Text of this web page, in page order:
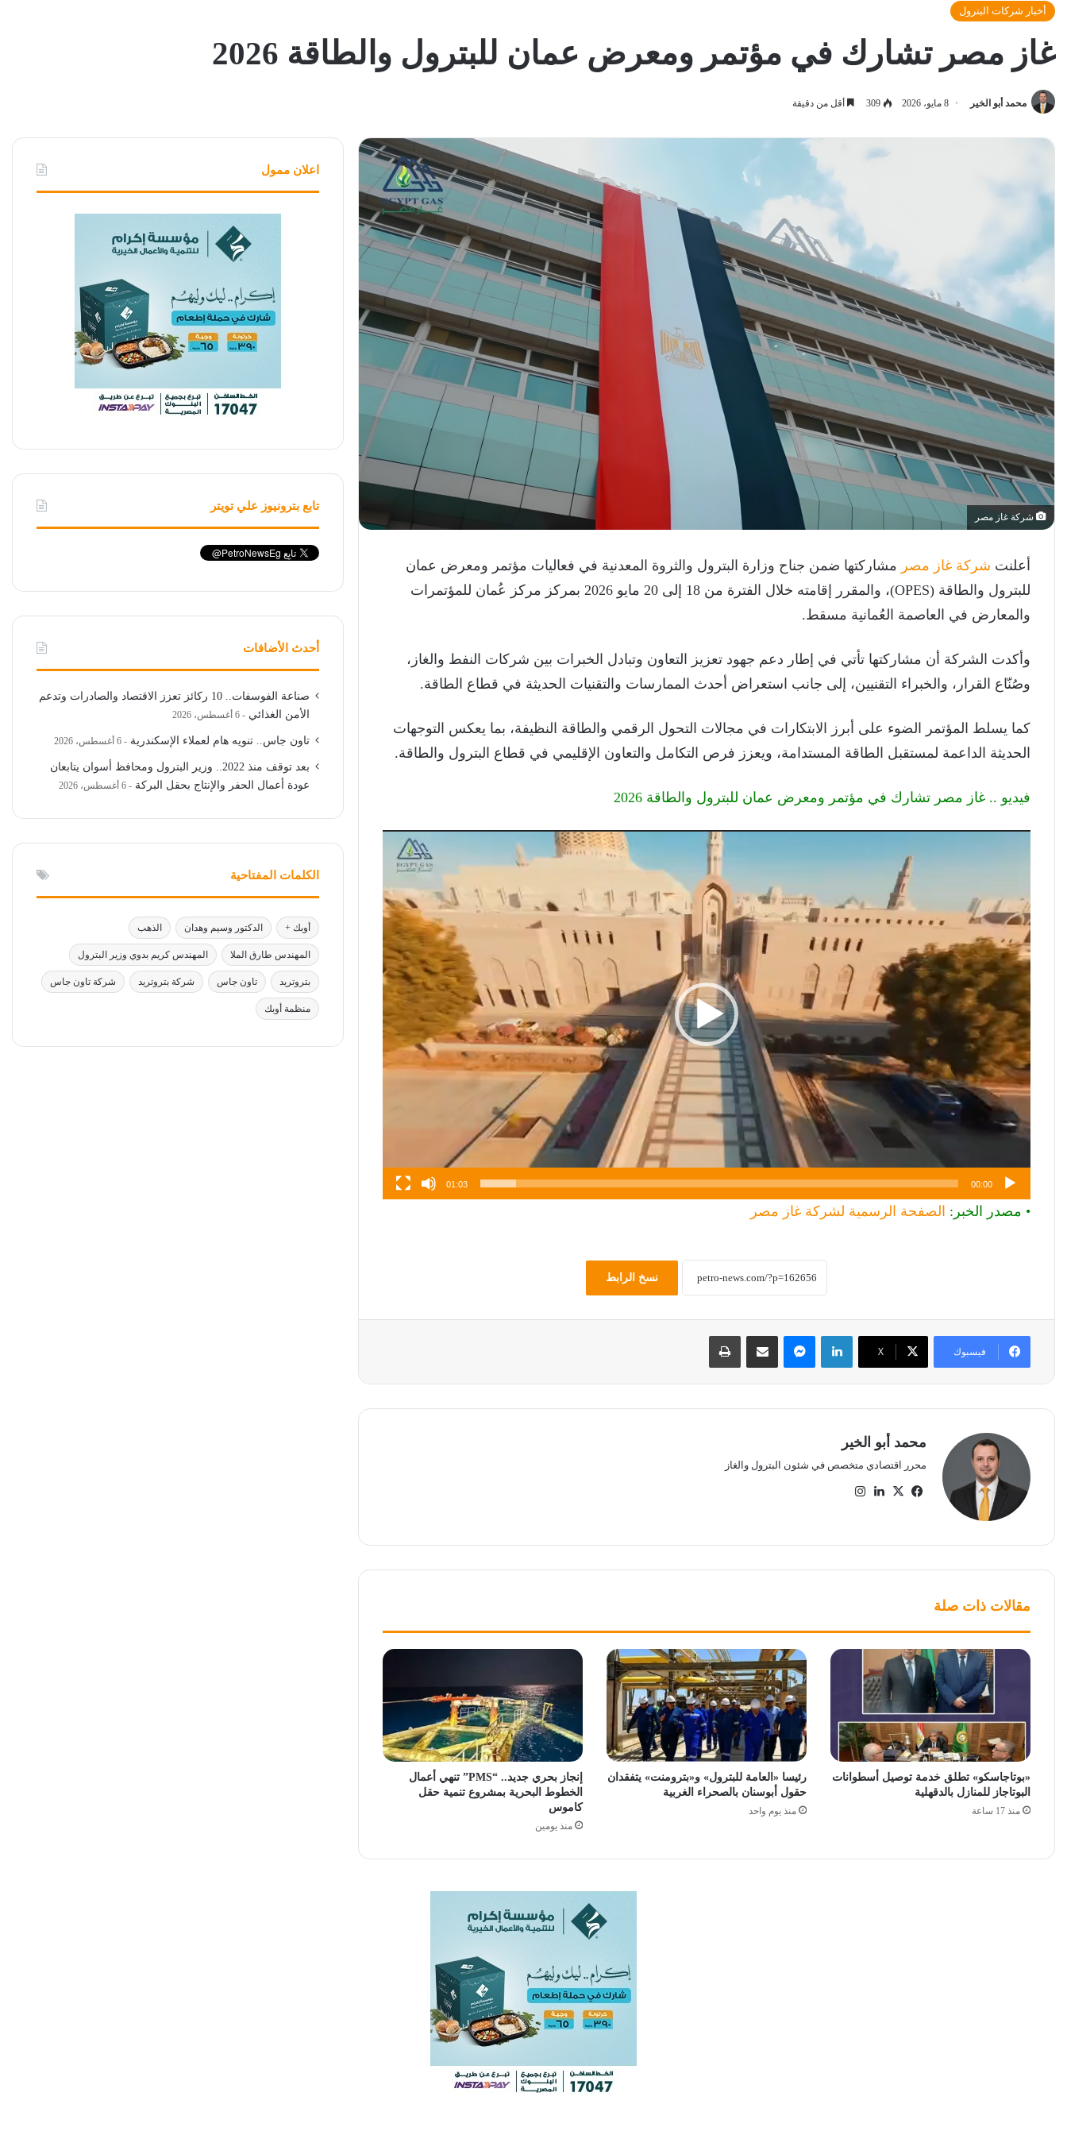
أخبار شركات البترول
غاز مصر تشارك في مؤتمر ومعرض عمان للبترول والطاقة 2026
محمد أبو الخير 8 مايو، 2026 309 أقل من دقيقة
شركة غاز مصر
أعلنت شركة غاز مصر مشاركتها ضمن جناح وزارة البترول والثروة المعدنية في فعاليات مؤتمر ومعرض عمان
للبترول والطاقة (OPES)، والمقرر إقامته خلال الفترة من 18 إلى 20 مايو 2026 بمركز مركز عُمان للمؤتمرات
والمعارض في العاصمة العُمانية مسقط.
وأكدت الشركة أن مشاركتها تأتي في إطار دعم جهود تعزيز التعاون وتبادل الخبرات بين شركات النفط والغاز،
وصُنّاع القرار، والخبراء التقنيين، إلى جانب استعراض أحدث الممارسات والتقنيات الحديثة في قطاع الطاقة.
كما يسلط المؤتمر الضوء على أبرز الابتكارات في مجالات التحول الرقمي والطاقة النظيفة، بما يعكس التوجهات
الحديثة الداعمة لمستقبل الطاقة المستدامة، ويعزز فرص التكامل والتعاون الإقليمي في قطاع البترول والطاقة.
فيديو .. غاز مصر تشارك في مؤتمر ومعرض عمان للبترول والطاقة 2026
00:00
01:03
• مصدر الخبر: الصفحة الرسمية لشركة غاز مصر
نسخ الرابط
فيسبوك ‫X
لينكدإن ماسنجر مشاركة عبر البريد طباعة
محمد أبو الخير
محرر اقتصادي متخصص في شئون البترول والغاز
فيسبوك
‫X لينكدإن
مقالات ذات صلة
«بوتاجاسكو» تطلق خدمة توصيل أسطوانات
البوتاجاز للمنازل بالدقهلية
منذ 17 ساعة
رئيسا «العامة للبترول» و«بترومنت» يتفقدان
حقول أبوسنان بالصحراء الغربية
منذ يوم واحد
إنجاز بحري جديد.. “PMS” تنهي أعمال
الخطوط البحرية بمشروع تنمية حقل
كاموس
منذ يومين
اعلان ممول
تابع بترونيوز علي تويتر
أحدث الأضافات
صناعة الفوسفات.. 10 ركائز تعزز الاقتصاد والصادرات وتدعم
الأمن الغذائي
6 أغسطس، 2026
تاون جاس.. تنويه هام لعملاء الإسكندرية 6 أغسطس، 2026
بعد توقف منذ 2022.. وزير البترول ومحافظ أسوان يتابعان
عودة أعمال الحفر والإنتاج بحقل البركة
6 أغسطس، 2026
الكلمات المفتاحية
أوبك + الدكتور وسيم وهدان الذهب
المهندس طارق الملا المهندس كريم بدوي وزير البترول
بتروتريد تاون جاس شركة بتروتريد شركة تاون جاس
منظمة أوبك